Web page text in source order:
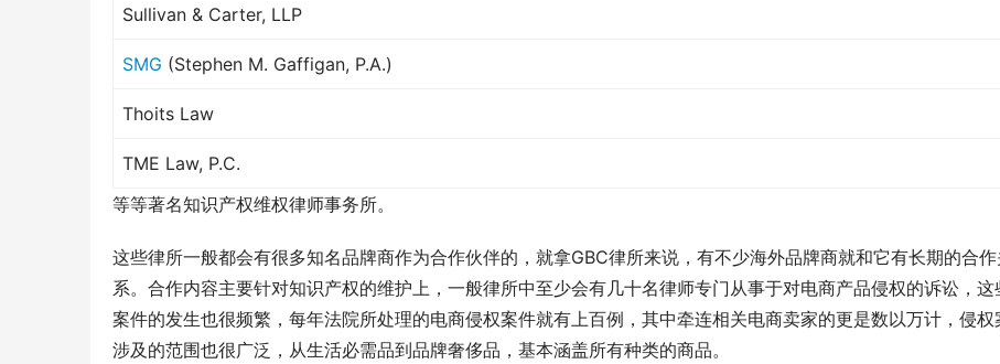
Sullivan & Carter, LLP
SMG (Stephen M. Gaffigan, P.A.)
Thoits Law
TME Law, P.C.
等等著名知识产权维权律师事务所。
这些律所一般都会有很多知名品牌商作为合作伙伴的，就拿GBC律所来说，有不少海外品牌商就和它有长期的合作
系。合作内容主要针对知识产权的维护上，一般律所中至少会有几十名律师专门从事于对电商产品侵权的诉讼，这
案件的发生也很频繁，每年法院所处理的电商侵权案件就有上百例，其中牵连相关电商卖家的更是数以万计，侵权
涉及的范围也很广泛，从生活必需品到品牌奢侈品，基本涵盖所有种类的商品。